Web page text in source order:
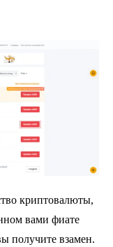
криптовалюты,
вами фиате
получите взамен.